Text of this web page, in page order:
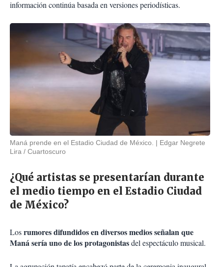
información continúa basada en versiones periodísticas.
Maná prende en el Estadio Ciudad de México.
Edgar Negrete
Lira / Cuartoscuro
¿Qué artistas se presentarían durante
el medio tiempo en el Estadio Ciudad
de México?
Losrumores difundidos en diversos medios señalan que
Maná sería uno de los protagonistasdel espectáculo musical.